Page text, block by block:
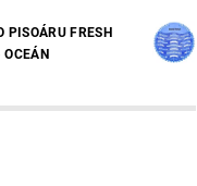
PISOÁRU FRESH
OCEÁN